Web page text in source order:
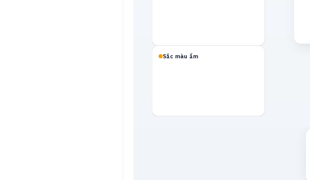
Sắc màu ấm